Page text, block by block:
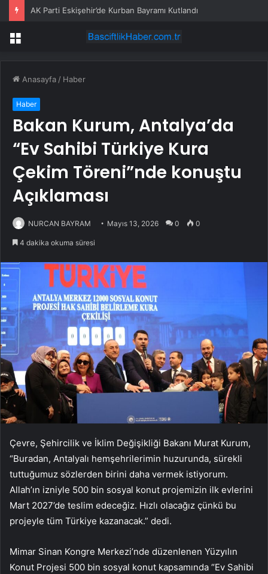
AK Parti Eskişehir’de Kurban Bayramı Kutlandı
Menü
Anasayfa / Haber
Haber
Bakan Kurum, Antalya’da
“Ev Sahibi Türkiye Kura
Çekim Töreni”nde konuştu
Açıklaması
NURCAN BAYRAM Mayıs 13, 2026 0 0
4 dakika okuma süresi
Çevre, Şehircilik ve İklim Değişikliği Bakanı Murat Kurum,
“Buradan, Antalyalı hemşehrilerimin huzurunda, sürekli
tuttuğumuz sözlerden birini daha vermek istiyorum.
Allah’ın izniyle 500 bin sosyal konut projemizin ilk evlerini
Mart 2027’de teslim edeceğiz. Hızlı olacağız çünkü bu
projeyle tüm Türkiye kazanacak.” dedi.
Mimar Sinan Kongre Merkezi’nde düzenlenen Yüzyılın
Konut Projesi 500 bin sosyal konut kapsamında “Ev Sahibi